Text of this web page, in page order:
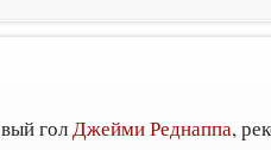
голДжейми Реднаппа,